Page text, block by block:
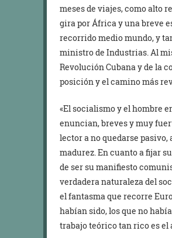
meses de viajes, como alto
gira por África y una breve
recorrido medio mundo, y
ministro de Industrias. Al
Revolución Cubana y de la
posición y el camino más
«El socialismo y el hombre
enuncian, breves y muy
lector a no quedarse pasivo,
madurez. En cuanto a fijar
de ser su manifiesto
verdadera naturaleza del
el fantasma que recorre
habían sido, los que no
trabajo teórico tan rico es el